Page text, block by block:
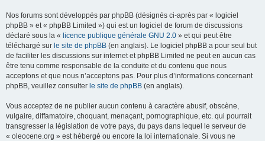
Nos forums sont développés par phpBB (désignés ci-après par « logiciel
phpBB » et « phpBB Limited ») qui est un logiciel de forum de discussions
déclaré sous la « licence publique générale GNU 2.0 » et qui peut être
téléchargé sur le site de phpBB (en anglais). Le logiciel phpBB a pour seul but
de faciliter les discussions sur internet et phpBB Limited ne peut en aucun cas
être tenu comme responsable de la conduite et du contenu que nous
acceptons et que nous n’acceptons pas. Pour plus d’informations concernant
phpBB, veuillez consulter le site de phpBB (en anglais).
Vous acceptez de ne publier aucun contenu à caractère abusif, obscène,
vulgaire, diffamatoire, choquant, menaçant, pornographique, etc. qui pourrait
transgresser la législation de votre pays, du pays dans lequel le serveur de
« oleocene.org » est hébergé ou encore la loi internationale. Si vous ne